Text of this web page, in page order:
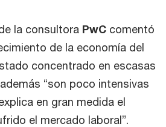
la consultora PwC comentó
de la economía del
concentrado en escasas
“son poco intensivas
en gran medida el
el mercado laboral”.